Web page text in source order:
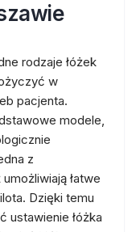
rodzaje łóżek
w
pacjenta.
modele,
z
łatwe
Dzięki temu
ustawienie łóżka